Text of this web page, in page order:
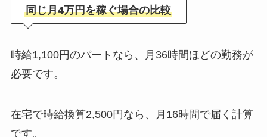
同じ月4万円を稼ぐ場合の比較
時給1,100円のパートなら、月36時間ほどの勤務が
必要です。
在宅で時給換算2,500円なら、月16時間で届く計算
です。